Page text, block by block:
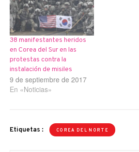
38 manifestantes heridos
en Corea del Sur en las
protestas contra la
instalación de misiles
9 de septiembre de 2017
En «Noticias»
Etiquetas : COREA DEL NORTE